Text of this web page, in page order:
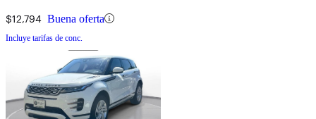
$12,794 Buena oferta
Incluye tarifas de conc.